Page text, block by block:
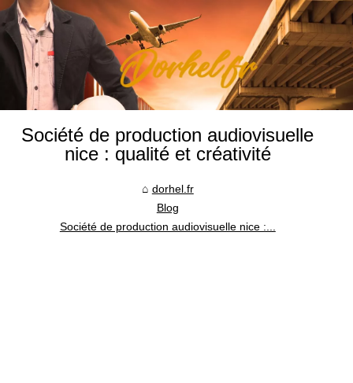
Société de production audiovisuelle
nice : qualité et créativité
dorhel.fr
Blog
Société de production audiovisuelle nice :...